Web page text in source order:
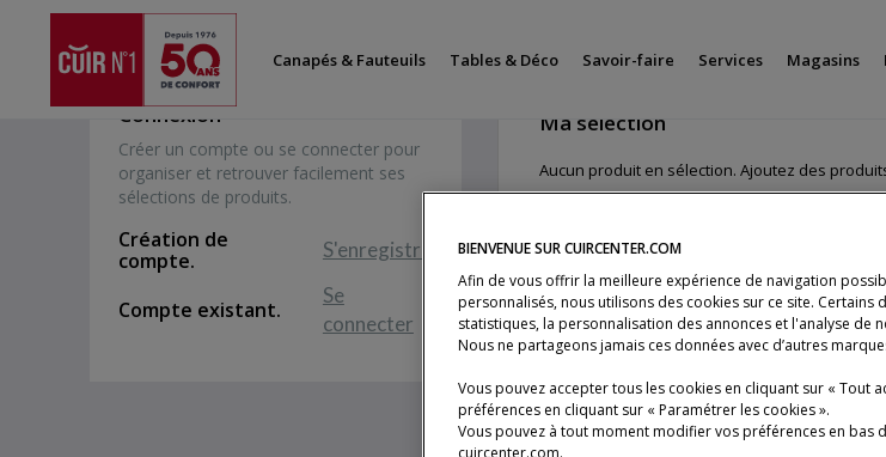
Canapés & Fauteuils Tables & Déco Savoir-faire Services Magasins
Mon compte
Connexion
Créer un compte ou se connecter pour
organiser et retrouver facilement ses
sélections de produits.
Création de
compte.
S'enregistrer
Compte existant.
Se
connecter
Ma sélection
Aucun produit en sélection. Ajoutez des
BIENVENUE SUR CUIRCENTER.COM
Afin de vous offrir la meilleure expérience de navigation
personnalisés, nous utilisons des cookies sur ce site. Certains
statistiques, la personnalisation des annonces et l'analyse de
Nous ne partageons jamais ces données avec d’autres
Vous pouvez accepter tous les cookies en cliquant sur « Tout
préférences en cliquant sur « Paramétrer les cookies ».
Vous pouvez à tout moment modifier vos préférences en bas
cuircenter.com.